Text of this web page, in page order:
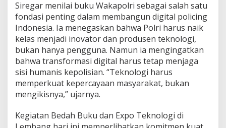
Siregar menilai buku Wakapolri sebagai salah satu
fondasi penting dalam membangun digital policing
Indonesia. Ia menegaskan bahwa Polri harus naik
kelas menjadi inovator dan produsen teknologi,
bukan hanya pengguna. Namun ia mengingatkan
bahwa transformasi digital harus tetap menjaga
sisi humanis kepolisian. “Teknologi harus
memperkuat kepercayaan masyarakat, bukan
mengikisnya,” ujarnya.
Kegiatan Bedah Buku dan Expo Teknologi di